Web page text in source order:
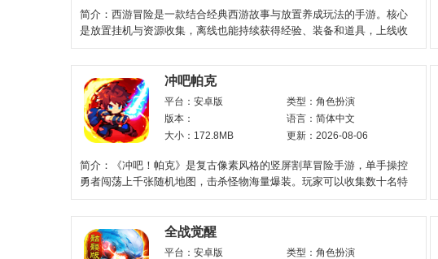
简介：西游冒险是一款结合经典西游故事与放置养成玩法的手游。核心
是放置挂机与资源收集，离线也能持续获得经验、装备和道具，上线收
菜即可推进养成进
冲吧帕克
平台：安卓版
类型：角色扮演
版本：
语言：简体中文
大小：172.8MB
更新：2026-08-06
简介：《冲吧！帕克》是复古像素风格的竖屏割草冒险手游，单手操控
勇者闯荡上千张随机地图，击杀怪物海量爆装。玩家可以收集数十名特
色战宠，搭配符文、主
全战觉醒
平台：安卓版
类型：角色扮演